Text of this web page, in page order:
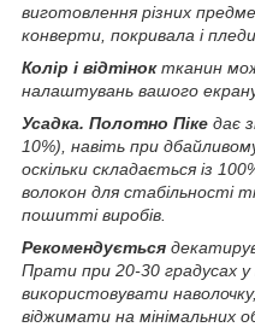
виготовлення різних
конверти, покривала і
Колір і відтіноктканин
налаштувань вашого
Усадка. Полотно Піке дає
10%), навіть при
оскільки складається із
волокон для стабільності
пошитті виробів.
Рекомендується
Прати при 20-30 градусах
використовувати
віджимати на мінімальних